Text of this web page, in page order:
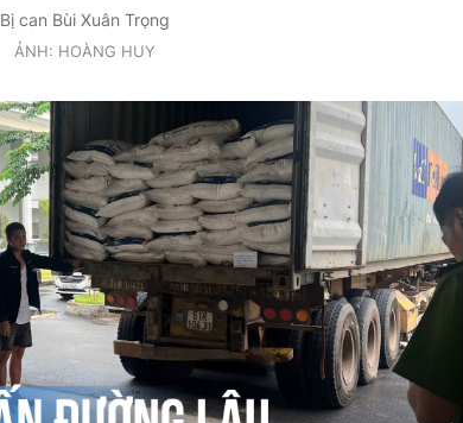
Bị can Bùi Xuân Trọng
ẢNH: HOÀNG HUY